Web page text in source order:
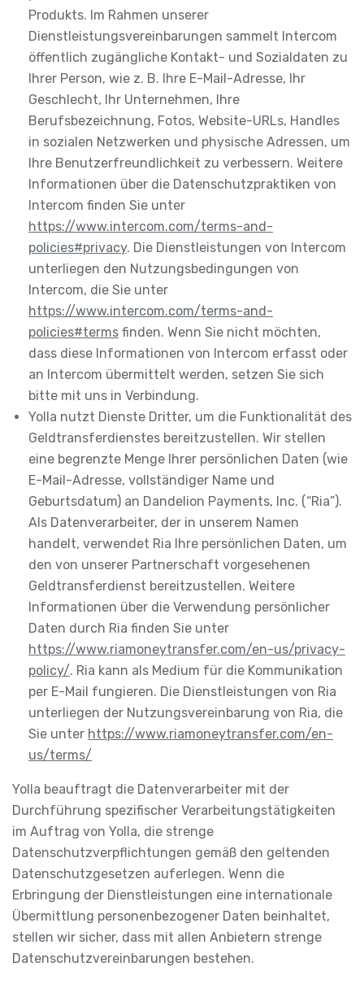
Produkts. Im Rahmen unserer
Dienstleistungsvereinbarungen sammelt Intercom
öffentlich zugängliche Kontakt- und Sozialdaten zu
Ihrer Person, wie z. B. Ihre E-Mail-Adresse, Ihr
Geschlecht, Ihr Unternehmen, Ihre
Berufsbezeichnung, Fotos, Website-URLs, Handles
in sozialen Netzwerken und physische Adressen, um
Ihre Benutzerfreundlichkeit zu verbessern. Weitere
Informationen über die Datenschutzpraktiken von
Intercom finden Sie unter
https://www.intercom.com/terms-and-
policies#privacy. Die Dienstleistungen von Intercom
unterliegen den Nutzungsbedingungen von
Intercom, die Sie unter
https://www.intercom.com/terms-and-
policies#terms finden. Wenn Sie nicht möchten,
dass diese Informationen von Intercom erfasst oder
an Intercom übermittelt werden, setzen Sie sich
bitte mit uns in Verbindung.
Yolla nutzt Dienste Dritter, um die Funktionalität des
Geldtransferdienstes bereitzustellen. Wir stellen
eine begrenzte Menge Ihrer persönlichen Daten (wie
E-Mail-Adresse, vollständiger Name und
Geburtsdatum) an Dandelion Payments, Inc. (“Ria”).
Als Datenverarbeiter, der in unserem Namen
handelt, verwendet Ria Ihre persönlichen Daten, um
den von unserer Partnerschaft vorgesehenen
Geldtransferdienst bereitzustellen. Weitere
Informationen über die Verwendung persönlicher
Daten durch Ria finden Sie unter
https://www.riamoneytransfer.com/en-us/privacy-
policy/. Ria kann als Medium für die Kommunikation
per E-Mail fungieren. Die Dienstleistungen von Ria
unterliegen der Nutzungsvereinbarung von Ria, die
Sie unter https://www.riamoneytransfer.com/en-
us/terms/
Yolla beauftragt die Datenverarbeiter mit der
Durchführung spezifischer Verarbeitungstätigkeiten
im Auftrag von Yolla, die strenge
Datenschutzverpflichtungen gemäß den geltenden
Datenschutzgesetzen auferlegen. Wenn die
Erbringung der Dienstleistungen eine internationale
Übermittlung personenbezogener Daten beinhaltet,
stellen wir sicher, dass mit allen Anbietern strenge
Datenschutzvereinbarungen bestehen.